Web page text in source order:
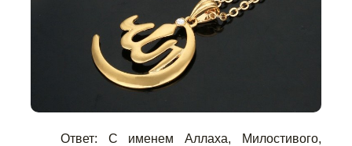
Ответ: С именем Аллаха, Милостивого,